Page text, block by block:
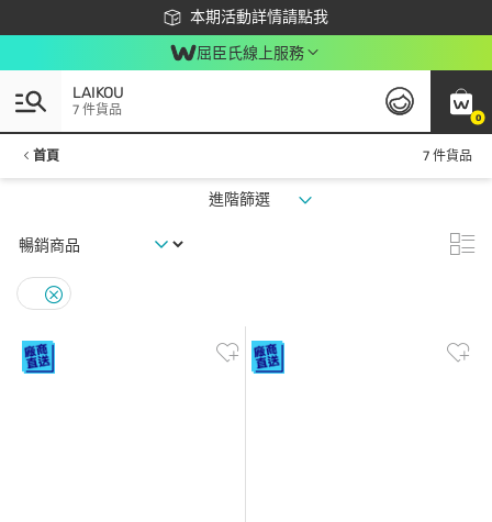
本期活動詳情請點我
下載app最高回饋$350
屈臣氏線上服務
0
LAIKOU
7 件貨品
首頁 7 件貨品
進階篩選